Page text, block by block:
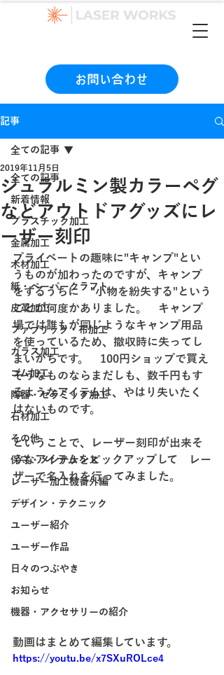
お問い合わせ
記事
全ての記事
新着情報
プラスチック加工
金属加工
木材加工
紙・ペーパークラフト
皮革加工
ファブリック・布加工
ガラス加工
ゴム加工
陶器・セラミック加工
石材加工
その他
保守・メンテナンス
レーザー加工機番外編
デザイン・テクニック
ユーザー紹介
ユーザー作品
日々のつぶやき
お知らせ
機器・アクセサリーの紹介
全ての記事
ジュラルミン製カラーペグ
などアウトドアグッズにレ
ーザー刻印
2019年11月5日
プライベートの趣味に"キャンプ"とい
うものが加わったのですが、キャンプ
をするうちに　"小物を紛失する"という
ことが何度かありました。　キャンプ
場では誰もが同じようなキャンプ用品
を使っているため、撤収時に失ってし
まいがちです。　100円ショップで買え
そうなものならまだしも、数千円もす
るようなアイテムは、やはり失いたく
はないものです。
ということで、レーザー刻印が出来そ
うなアイテムをピックアップして　レー
ザーで名入れを行ってみました。
動画はまとめて編集しています。
https://youtu.be/x7SXuROLce4